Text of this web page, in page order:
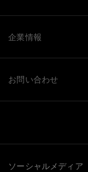
企業情報
お問い合わせ
ソーシャルメディア